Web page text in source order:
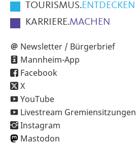
TOURISMUS.ENTDECKEN
KARRIERE.MACHEN
Newsletter / Bürgerbrief
Mannheim-App
Facebook
X
YouTube
Livestream Gremiensitzungen
Instagram
Mastodon